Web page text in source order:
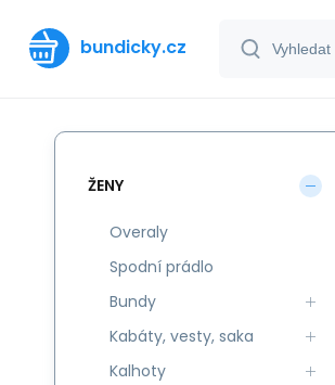
bundicky.cz
ŽENY
Overaly
Spodní prádlo
Bundy
Kabáty, vesty, saka
Kalhoty